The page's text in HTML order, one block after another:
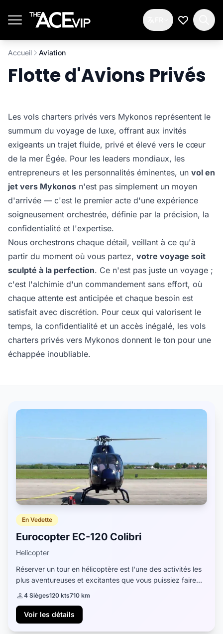
Ma Liste
Accueil Aviation
Flotte d'Avions Privés
Les vols charters privés vers Mykonos représentent le
summum du voyage de luxe, offrant aux invités
exigeants un trajet fluide, privé et élevé vers le cœur
de la mer Égée. Pour les leaders mondiaux, les
entrepreneurs et les personnalités éminentes, un vol en
jet vers Mykonos n'est pas simplement un moyen
d'arrivée — c'est le premier acte d'une expérience
soigneusement orchestrée, définie par la précision, la
confidentialité et l'expertise.
Nous orchestrons chaque détail, veillant à ce qu'à
partir du moment où vous partez, votre voyage soit
sculpté à la perfection. Ce n'est pas juste un voyage ;
c'est l'alchimie d'un commandement sans effort, où
chaque attente est anticipée et chaque besoin est
satisfait avec discrétion. Pour ceux qui valorisent le
temps, la confidentialité et un accès inégalé, les vols
charters privés vers Mykonos donnent le ton pour une
échappée inoubliable.
En Vedette
Eurocopter EC-120 Colibri
Helicopter
Réserver un tour en hélicoptère est l'une des activités les
plus aventureuses et excitantes que vous puissiez faire
pendant vos vacances d'été à Mykonos. Le spectaculaire
hélicoptère Eurocopter EC-120...
4 Sièges120 kts710 km
Voir les détails